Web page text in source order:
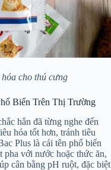
cho thú cưng
Biến Trên Thị Trường
hẳn đã từng nghe đến
hóa tốt hơn, tránh tiêu
Plus là cái tên phổ biến
pha với nước hoặc thức ăn,
cân bằng pH ruột, đặc biệt